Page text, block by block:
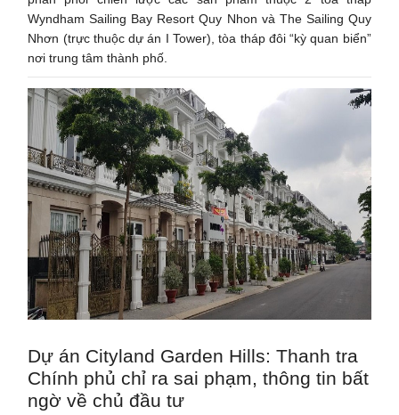
Wyndham Sailing Bay Resort Quy Nhon và The Sailing Quy
Nhơn (trực thuộc dự án I Tower), tòa tháp đôi “kỳ quan biển”
nơi trung tâm thành phố.
Dự án Cityland Garden Hills: Thanh tra
Chính phủ chỉ ra sai phạm, thông tin bất
ngờ về chủ đầu tư